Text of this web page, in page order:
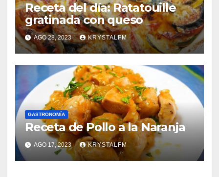
Receta del día: Ratatouille
gratinada con queso
AGO 28, 2023 KRYSTALFM
GASTRONOMÍA
Receta de Pollo a la Naranja
AGO 17, 2023 KRYSTALFM